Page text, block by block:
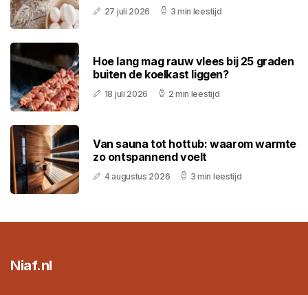
27 juli 2026 3 min leestijd
Hoe lang mag rauw vlees bij 25 graden
buiten de koelkast liggen?
18 juli 2026 2 min leestijd
Van sauna tot hottub: waarom warmte
zo ontspannend voelt
4 augustus 2026 3 min leestijd
Niaf.nl